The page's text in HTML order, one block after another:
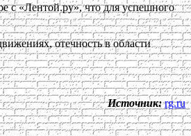
с «Лентой.ру», что для успешного
отечность в области
Источник: rg.ru